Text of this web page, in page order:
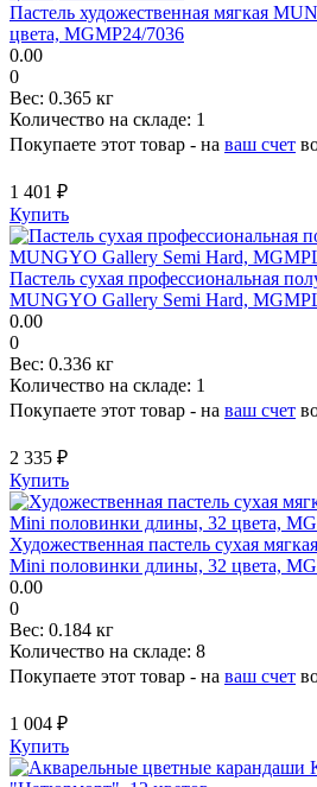
Пастель художественная мягкая
цвета, MGMP24/7036
0.00
0
Вес: 0.365 кг
Количество на складе: 1
Покупаете этот товар - на ваш счет
1 401 ₽
Купить
Пастель сухая профессиональная
MUNGYO Gallery Semi Hard,
0.00
0
Вес: 0.336 кг
Количество на складе: 1
Покупаете этот товар - на ваш счет
2 335 ₽
Купить
Художественная пастель сухая
Mini половинки длины, 32 цвета,
0.00
0
Вес: 0.184 кг
Количество на складе: 8
Покупаете этот товар - на ваш счет
1 004 ₽
Купить